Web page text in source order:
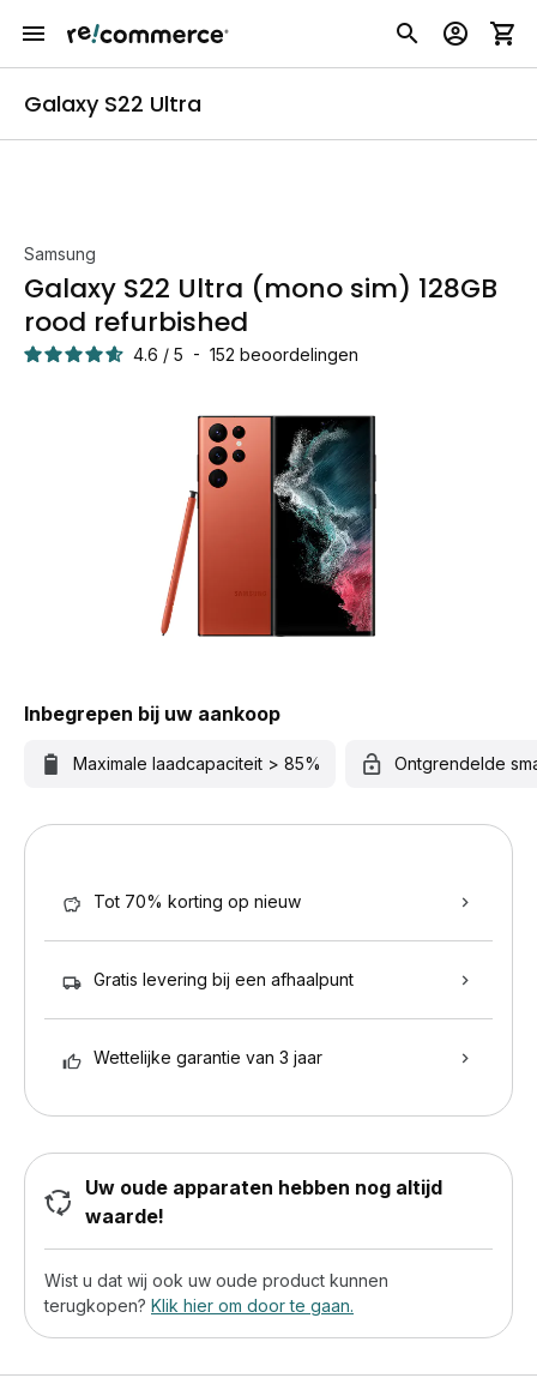
Galaxy S22 Ultra
Samsung
Galaxy S22 Ultra (mono sim) 128GB
rood refurbished
4.6 / 5 - 152 beoordelingen
Inbegrepen bij uw aankoop
Maximale laadcapaciteit > 85% Ontgrendelde
Tot 70% korting op nieuw
Gratis levering bij een afhaalpunt
Wettelijke garantie van 3 jaar
Uw oude apparaten hebben nog altijd
waarde!
Wist u dat wij ook uw oude product kunnen
terugkopen? Klik hier om door te gaan.